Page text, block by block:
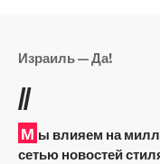
Израиль — Да!
//
М ы влияем на
сетью новостей